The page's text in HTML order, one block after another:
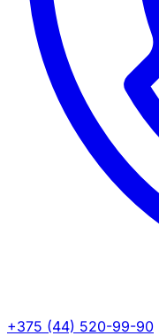
+375 (44) 520-99-90